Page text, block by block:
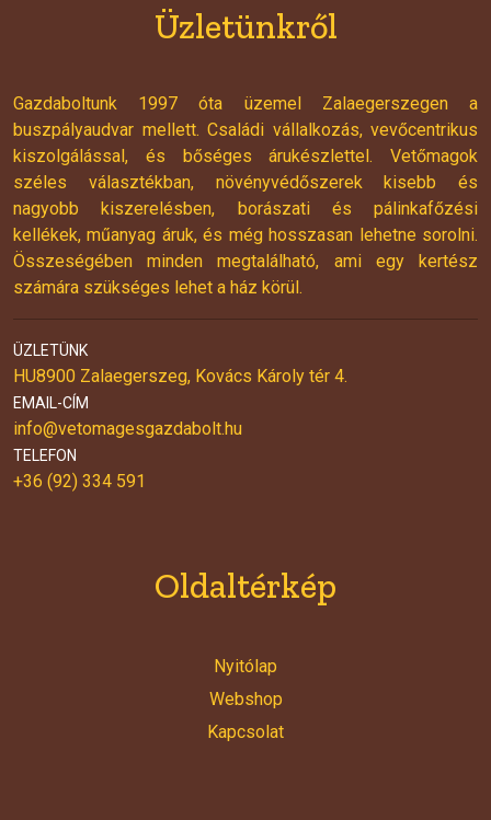
Üzletünkről
Gazdaboltunk 1997 óta üzemel Zalaegerszegen a
buszpályaudvar mellett. Családi vállalkozás, vevőcentrikus
kiszolgálással, és bőséges árukészlettel. Vetőmagok
széles választékban, növényvédőszerek kisebb és
nagyobb kiszerelésben, borászati és pálinkafőzési
kellékek, műanyag áruk, és még hosszasan lehetne sorolni.
Összeségében minden megtalálható, ami egy kertész
számára szükséges lehet a ház körül.
ÜZLETÜNK
HU8900 Zalaegerszeg, Kovács Károly tér 4.
EMAIL-CÍM
info@vetomagesgazdabolt.hu
TELEFON
+36 (92) 334 591
Oldaltérkép
Nyitólap
Webshop
Kapcsolat